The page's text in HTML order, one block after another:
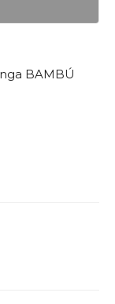
BAMBÚ